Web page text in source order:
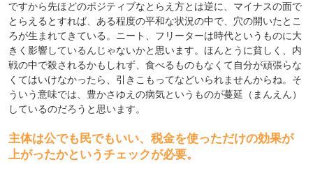
ですから先ほどのポジティブなとらえ方とは逆に、マイナスの面で
とらえるとすれば、ある程度の平和な状況の中で、穴の開いたとこ
ろが生まれてきている。ニート、フリーターは時代というものに大
きく影響しているんじゃないかと思います。ほんとうに貧しく、内
戦の中で殺されるかもしれず、食べるものもなくて自分が頑張らな
くてはいけなかったら、引きこもってなどいられませんからね。そ
ういう意味では、豊かさゆえの病気というものが蔓延（まんえん）
しているのだろうと思います。
主体は公でも民でもいい、税金を使っただけの効果が
上がったかというチェックが必要。